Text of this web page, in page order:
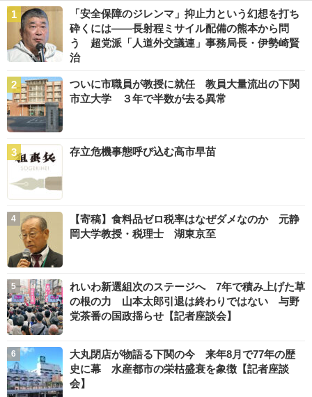
「安全保障のジレンマ」抑止力という幻想を打ち
砕くには――長射程ミサイル配備の熊本から問
う 超党派「人道外交議連」事務局長・伊勢崎賢
治
ついに市職員が教授に就任 教員大量流出の下関
市立大学 ３年で半数が去る異常
存立危機事態呼び込む高市早苗
【寄稿】食料品ゼロ税率はなぜダメなのか 元静
岡大学教授・税理士 湖東京至
れいわ新選組次のステージへ 7年で積み上げた草
の根の力 山本太郎引退は終わりではない 与野
党茶番の国政揺らせ【記者座談会】
大丸閉店が物語る下関の今 来年8月で77年の歴
史に幕 水産都市の栄枯盛衰を象徴【記者座談
会】